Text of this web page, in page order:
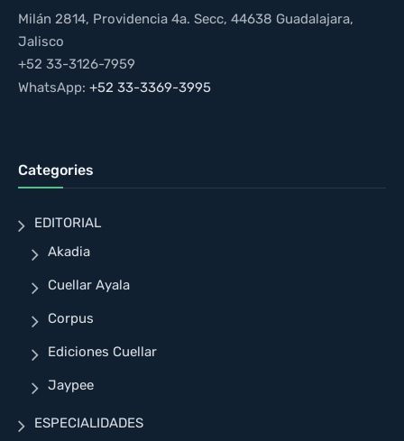
Milán 2814, Providencia 4a. Secc, 44638 Guadalajara,
Jalisco
+52 33-3126-7959
WhatsApp: +52 33-3369-3995
Categories
EDITORIAL
Akadia
Cuellar Ayala
Corpus
Ediciones Cuellar
Jaypee
ESPECIALIDADES